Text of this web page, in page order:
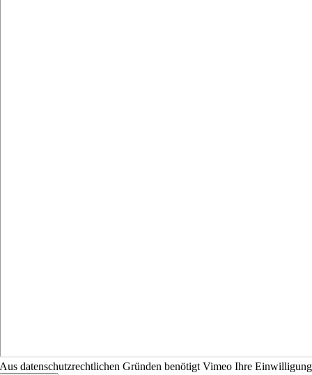
Aus datenschutzrechtlichen Gründen benötigt Vimeo Ihre